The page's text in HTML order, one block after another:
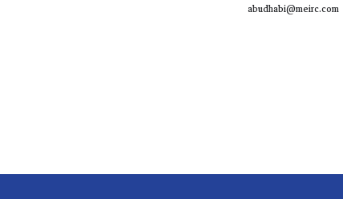
abudhabi@meirc.com